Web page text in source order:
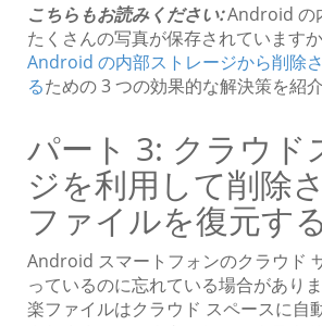
こちらもお読みください:Android の
たくさんの写真が保存されていますか
Android の内部ストレージから削除
るための 3 つの効果的な解決策を紹介
パート 3: クラウド
ジを利用して削除
ファイルを復元する
Android スマートフォンのクラウド
っているのに忘れている場合があり
楽ファイルはクラウド スペースに自